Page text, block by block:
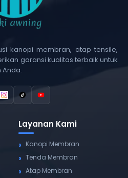
kanopi membran, atap tensile,
garansi kualitas terbaik untuk
Anda.
Layanan Kami
Kanopi Membran
Tenda Membran
Atap Membran